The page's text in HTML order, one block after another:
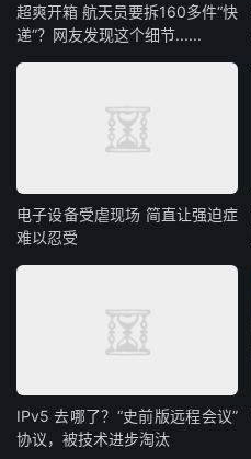
超爽开箱 航天员要拆160多件“快
递”？网友发现这个细节......
电子设备受虐现场 简直让强迫症
难以忍受
IPv5 去哪了？“史前版远程会议”
协议，被技术进步淘汰